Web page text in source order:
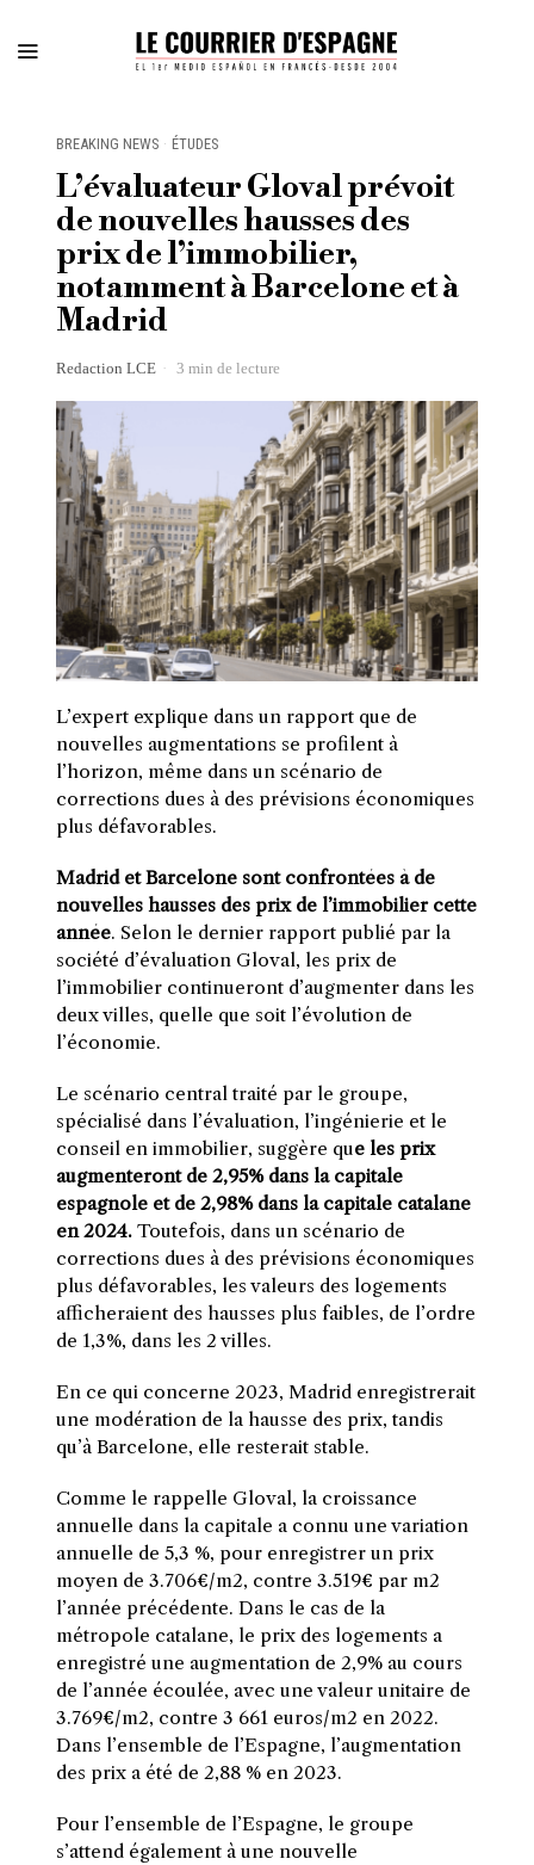
BREAKING NEWS · ÉTUDES
L’évaluateur Gloval prévoit
de nouvelles hausses des
prix de l’immobilier,
notamment à Barcelone et à
Madrid
Redaction LCE 3 min de lecture
L’expert explique dans un rapport que de
nouvelles augmentations se profilent à
l’horizon, même dans un scénario de
corrections dues à des prévisions économiques
plus défavorables.
Madrid et Barcelone sont confrontées à de
nouvelles hausses des prix de l’immobilier cette
année. Selon le dernier rapport publié par la
société d’évaluation Gloval, les prix de
l’immobilier continueront d’augmenter dans les
deux villes, quelle que soit l’évolution de
l’économie.
Le scénario central traité par le groupe,
spécialisé dans l’évaluation, l’ingénierie et le
conseil en immobilier, suggère que les prix
augmenteront de 2,95% dans la capitale
espagnole et de 2,98% dans la capitale catalane
en 2024. Toutefois, dans un scénario de
corrections dues à des prévisions économiques
plus défavorables, les valeurs des logements
afficheraient des hausses plus faibles, de l’ordre
de 1,3%, dans les 2 villes.
En ce qui concerne 2023, Madrid enregistrerait
une modération de la hausse des prix, tandis
qu’à Barcelone, elle resterait stable.
Comme le rappelle Gloval, la croissance
annuelle dans la capitale a connu une variation
annuelle de 5,3 %, pour enregistrer un prix
moyen de 3.706€/m2, contre 3.519€ par m2
l’année précédente. Dans le cas de la
métropole catalane, le prix des logements a
enregistré une augmentation de 2,9% au cours
de l’année écoulée, avec une valeur unitaire de
3.769€/m2, contre 3 661 euros/m2 en 2022.
Dans l’ensemble de l’Espagne, l’augmentation
des prix a été de 2,88 % en 2023.
Pour l’ensemble de l’Espagne, le groupe
s’attend également à une nouvelle